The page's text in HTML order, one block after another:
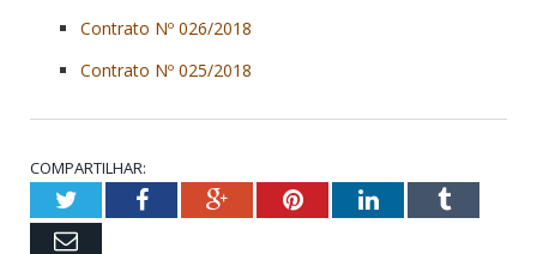
Contrato Nº 026/2018
Contrato Nº 025/2018
COMPARTILHAR:
TwitterFacebookGoogle+PinterestLinkedInTumblr
Email